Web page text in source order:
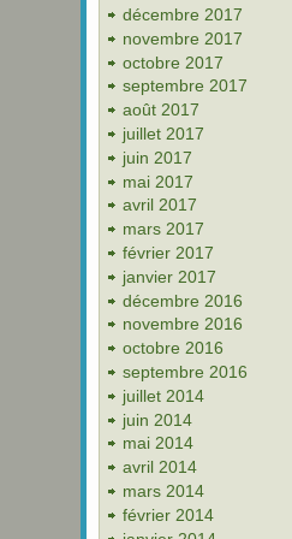
décembre 2017
novembre 2017
octobre 2017
septembre 2017
août 2017
juillet 2017
juin 2017
mai 2017
avril 2017
mars 2017
février 2017
janvier 2017
décembre 2016
novembre 2016
octobre 2016
septembre 2016
juillet 2014
juin 2014
mai 2014
avril 2014
mars 2014
février 2014